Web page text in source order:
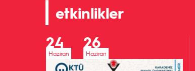
etkinlikler
24
Haziran
26
Haziran